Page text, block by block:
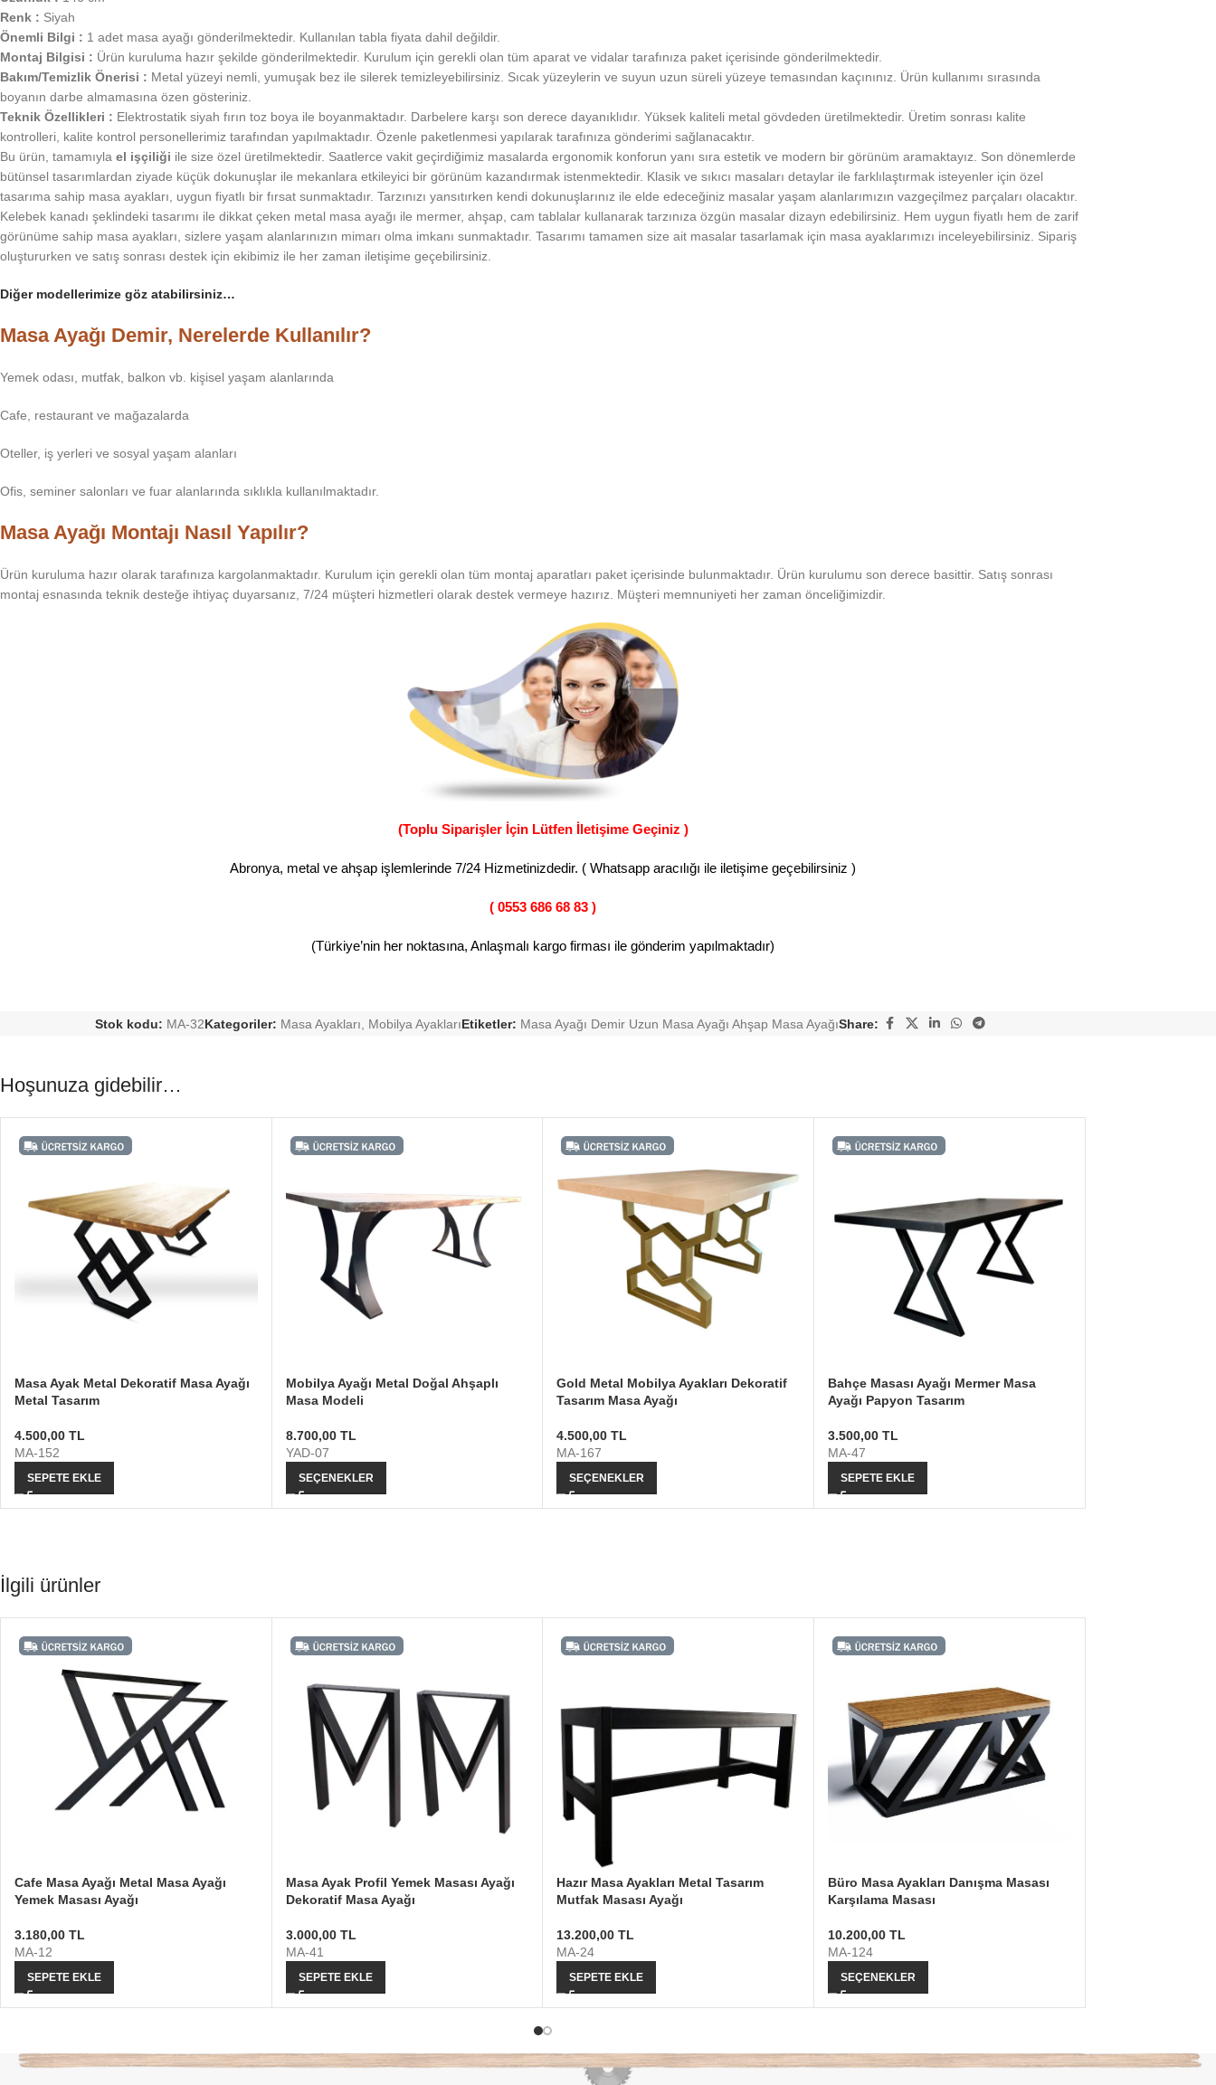
Renk : Siyah
Önemli Bilgi : 1 adet masa ayağı gönderilmektedir. Kullanılan tabla fiyata dahil değildir.
Montaj Bilgisi : Ürün kuruluma hazır şekilde gönderilmektedir. Kurulum için gerekli olan tüm aparat ve vidalar tarafınıza paket içerisinde gönderilmektedir.
Bakım/Temizlik Önerisi : Metal yüzeyi nemli, yumuşak bez ile silerek temizleyebilirsiniz. Sıcak yüzeylerin ve suyun uzun süreli yüzeye temasından kaçınınız. Ürün kullanımı sırasında
boyanın darbe almamasına özen gösteriniz.
Teknik Özellikleri : Elektrostatik siyah fırın toz boya ile boyanmaktadır. Darbelere karşı son derece dayanıklıdır. Yüksek kaliteli metal gövdeden üretilmektedir. Üretim sonrası kalite
kontrolleri, kalite kontrol personellerimiz tarafından yapılmaktadır. Özenle paketlenmesi yapılarak tarafınıza gönderimi sağlanacaktır.
Bu ürün, tamamıyla el işçiliği ile size özel üretilmektedir. Saatlerce vakit geçirdiğimiz masalarda ergonomik konforun yanı sıra estetik ve modern bir görünüm aramaktayız. Son dönemlerde
bütünsel tasarımlardan ziyade küçük dokunuşlar ile mekanlara etkileyici bir görünüm kazandırmak istenmektedir. Klasik ve sıkıcı masaları detaylar ile farklılaştırmak isteyenler için özel
tasarıma sahip masa ayakları, uygun fiyatlı bir fırsat sunmaktadır. Tarzınızı yansıtırken kendi dokunuşlarınız ile elde edeceğiniz masalar yaşam alanlarımızın vazgeçilmez parçaları olacaktır.
Kelebek kanadı şeklindeki tasarımı ile dikkat çeken metal masa ayağı ile mermer, ahşap, cam tablalar kullanarak tarzınıza özgün masalar dizayn edebilirsiniz. Hem uygun fiyatlı hem de zarif
görünüme sahip masa ayakları, sizlere yaşam alanlarınızın mimarı olma imkanı sunmaktadır. Tasarımı tamamen size ait masalar tasarlamak için masa ayaklarımızı inceleyebilirsiniz. Sipariş
oluştururken ve satış sonrası destek için ekibimiz ile her zaman iletişime geçebilirsiniz.
Diğer modellerimize göz atabilirsiniz…
Masa Ayağı Demir, Nerelerde Kullanılır?
Yemek odası, mutfak, balkon vb. kişisel yaşam alanlarında
Cafe, restaurant ve mağazalarda
Oteller, iş yerleri ve sosyal yaşam alanları
Ofis, seminer salonları ve fuar alanlarında sıklıkla kullanılmaktadır.
Masa Ayağı Montajı Nasıl Yapılır?
Ürün kuruluma hazır olarak tarafınıza kargolanmaktadır. Kurulum için gerekli olan tüm montaj aparatları paket içerisinde bulunmaktadır. Ürün kurulumu son derece basittir. Satış sonrası
montaj esnasında teknik desteğe ihtiyaç duyarsanız, 7/24 müşteri hizmetleri olarak destek vermeye hazırız. Müşteri memnuniyeti her zaman önceliğimizdir.
(Toplu Siparişler İçin Lütfen İletişime Geçiniz )
Abronya, metal ve ahşap işlemlerinde 7/24 Hizmetinizdedir. ( Whatsapp aracılığı ile iletişime geçebilirsiniz )
( 0553 686 68 83 )
(Türkiye’nin her noktasına, Anlaşmalı kargo firması ile gönderim yapılmaktadır)
Stok kodu: MA-32Kategoriler: Masa Ayakları Mobilya AyaklarıEtiketler: Masa Ayağı Demir Uzun Masa Ayağı Ahşap Masa AyağıShare:
Hoşunuza gidebilir…
Masa Ayak Metal Dekoratif Masa Ayağı
Metal Tasarım
4.500,00 TL
MA-152
SEPETE EKLE
Mobilya Ayağı Metal Doğal Ahşaplı
Masa Modeli
8.700,00 TL
YAD-07
SEÇENEKLER
Gold Metal Mobilya Ayakları Dekoratif
Tasarım Masa Ayağı
4.500,00 TL
MA-167
SEÇENEKLER
Bahçe Masası Ayağı Mermer Masa
Ayağı Papyon Tasarım
3.500,00 TL
MA-47
SEPETE EKLE
İlgili ürünler
Cafe Masa Ayağı Metal Masa Ayağı
Yemek Masası Ayağı
3.180,00 TL
MA-12
SEPETE EKLE
Masa Ayak Profil Yemek Masası Ayağı
Dekoratif Masa Ayağı
3.000,00 TL
MA-41
SEPETE EKLE
Hazır Masa Ayakları Metal Tasarım
Mutfak Masası Ayağı
13.200,00 TL
MA-24
SEPETE EKLE
Büro Masa Ayakları Danışma Masası
Karşılama Masası
10.200,00 TL
MA-124
SEÇENEKLER